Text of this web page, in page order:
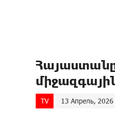
Հայաստանը
TV 13 Апрель,